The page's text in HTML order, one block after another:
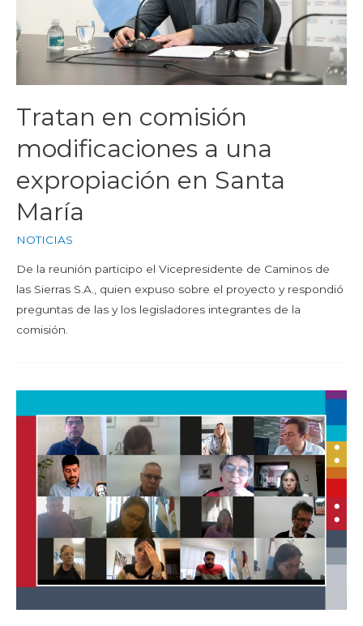
Tratan en comisión
modificaciones a una
expropiación en Santa
María
NOTICIAS
De la reunión participo el Vicepresidente de Caminos de
las Sierras S.A., quien expuso sobre el proyecto y respondió
preguntas de las y los legisladores integrantes de la
comisión.